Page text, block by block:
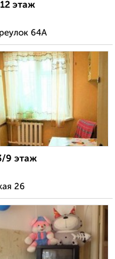
этаж
64А
9 этаж
26